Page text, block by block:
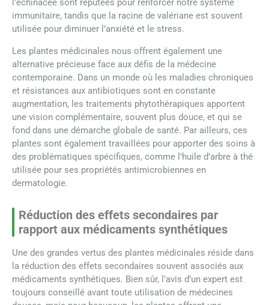
l’échinacée sont réputées pour renforcer notre système
immunitaire, tandis que la racine de valériane est souvent
utilisée pour diminuer l’anxiété et le stress.
Les plantes médicinales nous offrent également une
alternative précieuse face aux défis de la médecine
contemporaine. Dans un monde où les maladies chroniques
et résistances aux antibiotiques sont en constante
augmentation, les traitements phytothérapiques apportent
une vision complémentaire, souvent plus douce, et qui se
fond dans une démarche globale de santé. Par ailleurs, ces
plantes sont également travaillées pour apporter des soins à
des problématiques spécifiques, comme l’huile d’arbre à thé
utilisée pour ses propriétés antimicrobiennes en
dermatologie.
Réduction des effets secondaires par
rapport aux médicaments synthétiques
Une des grandes vertus des plantes médicinales réside dans
la réduction des effets secondaires souvent associés aux
médicaments synthétiques. Bien sûr, l’avis d’un expert est
toujours conseillé avant toute utilisation de médecines